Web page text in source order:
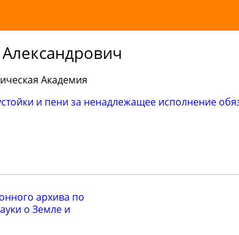
Академия
и пени за ненадлежащее исполнение
архива по
о Земле и